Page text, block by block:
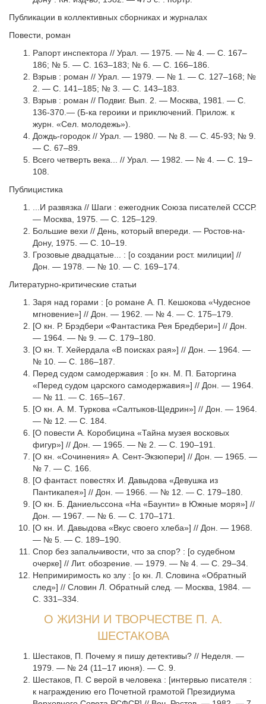
Публикации в коллективных сборниках и журналах
Повести, роман
Рапорт инспектора // Урал. — 1975. — № 4. — С. 167–
186; № 5. — С. 163–183; № 6. — С. 166–186.
Взрыв : роман // Урал. — 1979. — № 1. — С. 127–168; №
2. — С. 141–185; № 3. — С. 143–183.
Взрыв : роман // Подвиг. Вып. 2. — Москва, 1981. — С.
136-370.— (Б-ка героики и приключений. Прилож. к
журн. «Сел. молодежь»).
Дождь-городок // Урал. — 1980. — № 8. — С. 45-93; № 9.
— С. 67–89.
Всего четверть века... // Урал. — 1982. — № 4. — С. 19–
108.
Публицистика
...И развязка // Шаги : ежегодник Союза писателей СССР.
— Москва, 1975. — С. 125–129.
Большие вехи // День, который впереди. — Ростов-на-
Дону, 1975. — С. 10–19.
Грозовые двадцатые... : [о создании рост. милиции] //
Дон. — 1978. — № 10. — С. 169–174.
Литературно-критические статьи
Заря над горами : [о романе А. П. Кешокова «Чудесное
мгновение»] // Дон. — 1962. — № 4. — С. 175–179.
[О кн. Р. Брэдбери «Фантастика Рея Бредбери»] // Дон.
— 1964. — № 9. — С. 179–180.
[О кн. Т. Хейердала «В поисках рая»] // Дон. — 1964. —
№ 10. — С. 186–187.
Перед судом самодержавия : [о кн. М. П. Баторгина
«Перед судом царского самодержавия»] // Дон. — 1964.
— № 11. — С. 165–167.
[О кн. А. М. Туркова «Салтыков-Щедрин»] // Дон. — 1964.
— № 12. — С. 184.
[О повести А. Коробицина «Тайна музея восковых
фигур»] // Дон. — 1965. — № 2. — С. 190–191.
[О кн. «Сочинения» А. Сент-Экзюпери] // Дон. — 1965. —
№ 7. — С. 166.
[О фантаст. повестях И. Давыдова «Девушка из
Пантикапея»] // Дон. — 1966. — № 12. — С. 179–180.
[О кн. Б. Даниельссона «На «Баунти» в Южные моря»] //
Дон. — 1967. — № 6. — С. 170–171.
[О кн. И. Давыдова «Вкус своего хлеба»] // Дон. — 1968.
— № 5. — С. 189–190.
Спор без запальчивости, что за спор? : [о судебном
очерке] // Лит. обозрение. — 1979. — № 4. — С. 29–34.
Непримиримость ко злу : [о кн. Л. Словина «Обратный
след»] // Словин Л. Обратный след. — Москва, 1984. —
С. 331–334.
О ЖИЗНИ И ТВОРЧЕСТВЕ П. А.
ШЕСТАКОВА
Шестаков, П. Почему я пишу детективы? // Неделя. —
1979. — № 24 (11–17 июня). — С. 9.
Шестаков, П. С верой в человека : [интервью писателя :
к награждению его Почетной грамотой Президиума